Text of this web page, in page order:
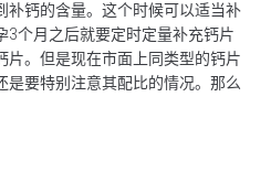
补钙的含量。这个时候可以适当补
3个月之后就要定时定量补充钙片
片。但是现在市面上同类型的钙片
是要特别注意其配比的情况。那么